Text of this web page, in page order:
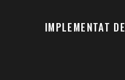
IMPLEMENTAT DE